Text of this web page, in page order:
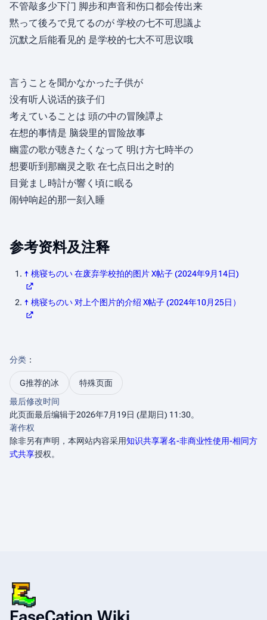
不管敲多少下门 脚步和声音和伤口都会传出来
黙って後ろで見てるのが 学校の七不可思議よ
沉默之后能看见的 是学校的七大不可思议哦
言うことを聞かなかった子供が
没有听人说话的孩子们
考えていることは 頭の中の冒険譚よ
在想的事情是 脑袋里的冒险故事
幽霊の歌が聴きたくなって 明け方七時半の
想要听到那幽灵之歌 在七点日出之时的
目覚まし時計が響く頃に眠る
闹钟响起的那一刻入睡
参考资料及注释
↑ 桃寝ちのい 在废弃学校拍的图片 X帖子 (2024年9月14日)
↑ 桃寝ちのい 对上个图片的介绍 X帖子 (2024年10月25日）
分类 ：​
G推荐的冰
特殊页面
最后修改时间
此页面最后编辑于2026年7月19日 (星期日) 11:30。
著作权
除非另有声明，本网站内容采用知识共享署名-非商业性使用-相同方
式共享授权。